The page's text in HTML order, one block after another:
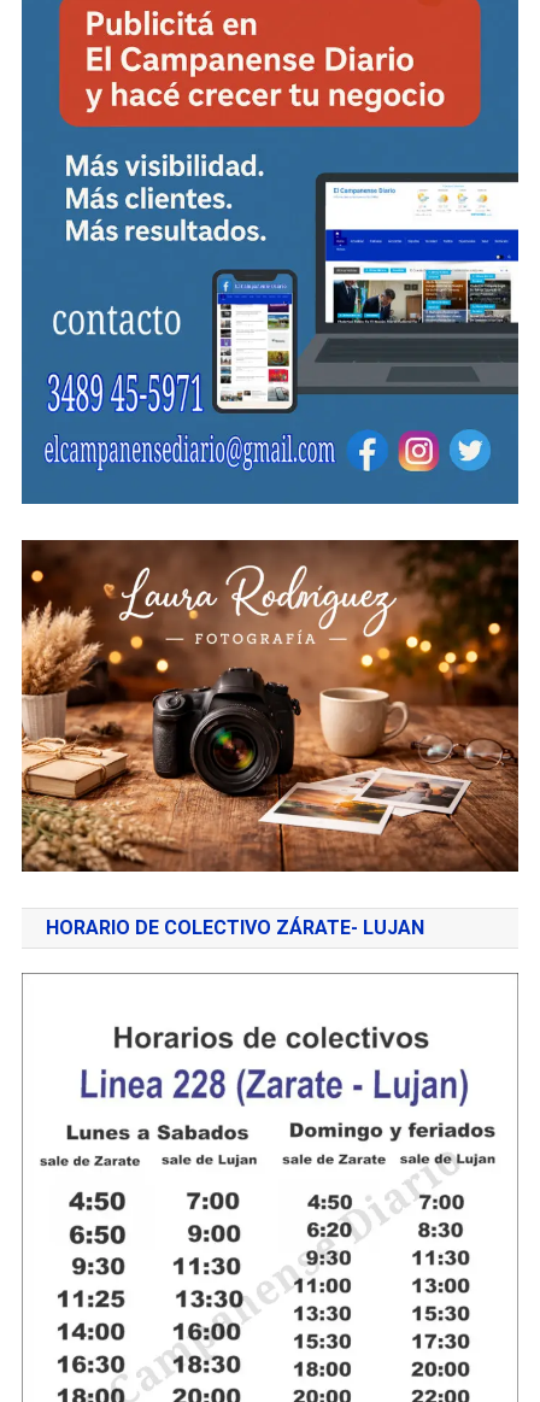
HORARIO DE COLECTIVO ZÁRATE- LUJAN